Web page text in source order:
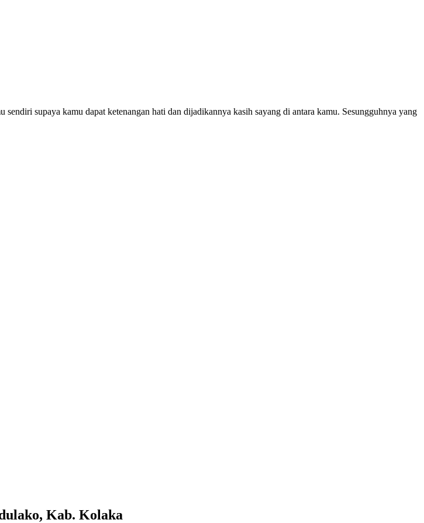
supaya kamu dapat ketenangan hati dan dijadikannya kasih sayang di antara kamu. Sesungguhnya yang
Kab. Kolaka